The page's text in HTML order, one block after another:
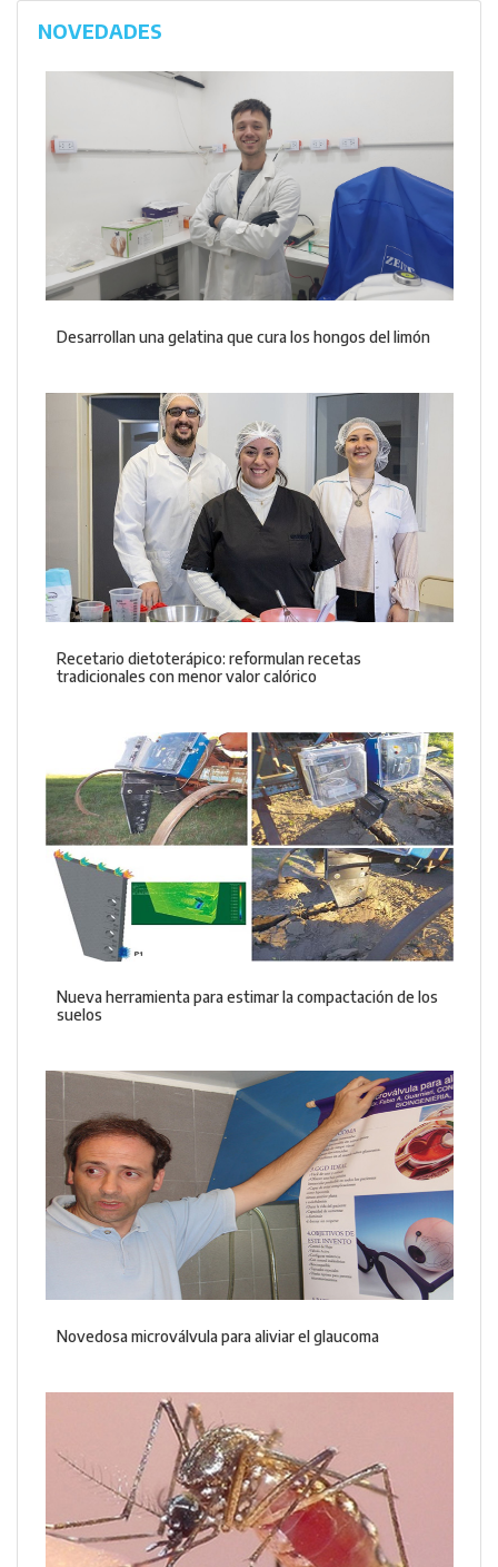
NOVEDADES
Desarrollan una gelatina que cura los hongos del limón
Recetario dietoterápico: reformulan recetas
tradicionales con menor valor calórico
Nueva herramienta para estimar la compactación de los
suelos
Novedosa microválvula para aliviar el glaucoma